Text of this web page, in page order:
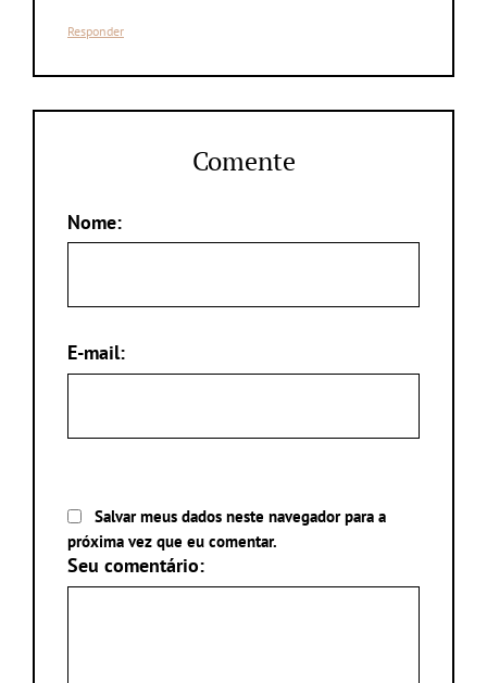
Responder
Comente
Nome:
E-mail:
Salvar meus dados neste navegador para a
próxima vez que eu comentar.
Seu comentário: